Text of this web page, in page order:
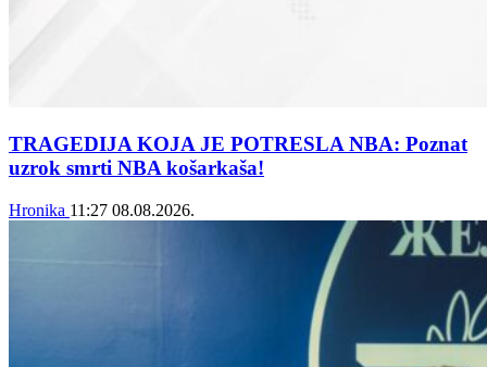
TRAGEDIJA KOJA JE POTRESLA NBA: Poznat
uzrok smrti NBA košarkaša!
Hronika 11:27 08.08.2026.